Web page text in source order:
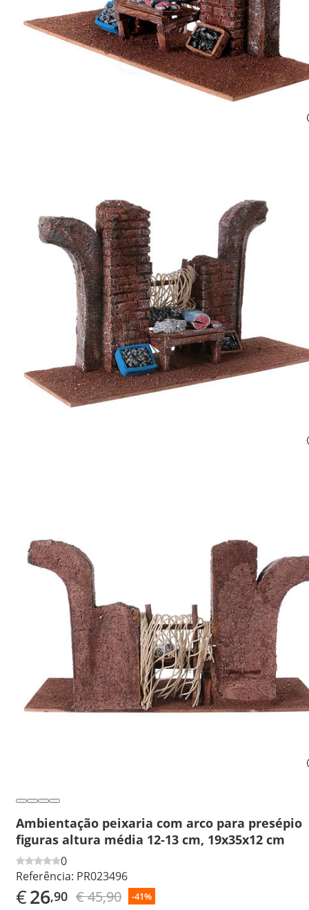
Ambientação peixaria com arco para presépio
figuras altura média 12-13 cm, 19x35x12 cm
0
Referência: PR023496
€26,90 € 45,90 -41%